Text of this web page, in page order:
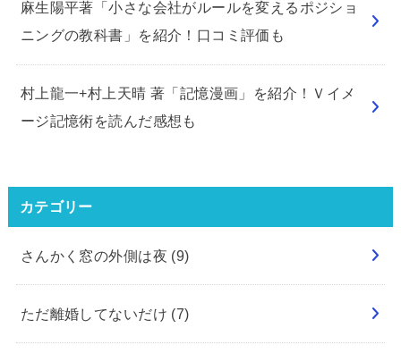
麻生陽平著「小さな会社がルールを変えるポジショ
ニングの教科書」を紹介！口コミ評価も
村上龍一+村上天晴 著「記憶漫画」を紹介！Ｖイメ
ージ記憶術を読んだ感想も
カテゴリー
さんかく窓の外側は夜 (9)
ただ離婚してないだけ (7)